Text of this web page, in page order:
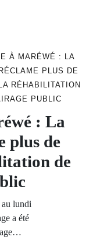
À MARÉWÉ : LA
PLUS DE
RÉHABILITATION
PUBLIC
: La
plus de
de
lundi
a été